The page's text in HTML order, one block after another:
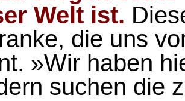
Welt ist.
die uns
»Wir haben
suchen die